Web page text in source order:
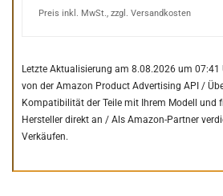
Preis inkl. MwSt., zzgl. Versandkosten
Letzte Aktualisierung am 8.08.2026 um
von der Amazon Product Advertising API /
Kompatibilität der Teile mit Ihrem Modell und
Hersteller direkt an / Als Amazon-Partner
Verkäufen.